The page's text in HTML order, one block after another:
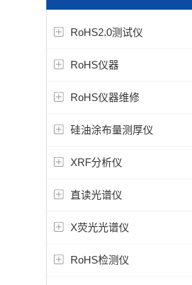
RoHS2.0测试仪
RoHS仪器
RoHS仪器维修
硅油涂布量测厚仪
XRF分析仪
直读光谱仪
X荧光光谱仪
RoHS检测仪